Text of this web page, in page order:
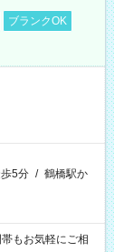
ブランクOK
5分 / 鶴橋駅か